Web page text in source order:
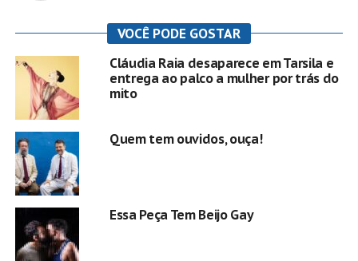
VOCÊ PODE GOSTAR
Cláudia Raia desaparece em Tarsila e
entrega ao palco a mulher por trás do
mito
Quem tem ouvidos, ouça!
Essa Peça Tem Beijo Gay